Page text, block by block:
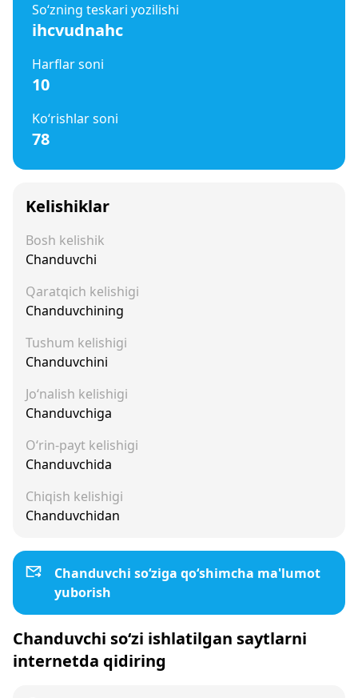
So‘zning teskari yozilishi
ihcvudnahc
Harflar soni
10
Ko‘rishlar soni
78
Kelishiklar
Bosh kelishik
Chanduvchi
Qaratqich kelishigi
Chanduvchining
Tushum kelishigi
Chanduvchini
Jo‘nalish kelishigi
Chanduvchiga
O‘rin-payt kelishigi
Chanduvchida
Chiqish kelishigi
Chanduvchidan
Chanduvchi so‘ziga qo‘shimcha ma'lumot
yuborish
Chanduvchi so‘zi ishlatilgan saytlarni
internetda qidiring